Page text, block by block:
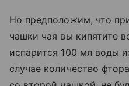
Но предположим, что
чашки чая вы кипятите
испарится 100 мл воды
случае количество